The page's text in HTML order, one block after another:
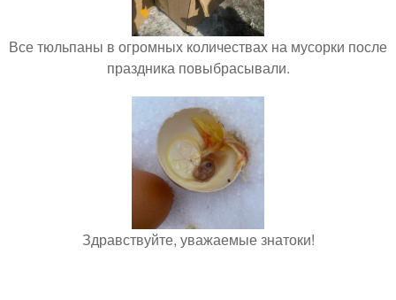
Все тюльпаны в огромных количествах на мусорки после
праздника повыбрасывали.
Здравствуйте, уважаемые знатоки!